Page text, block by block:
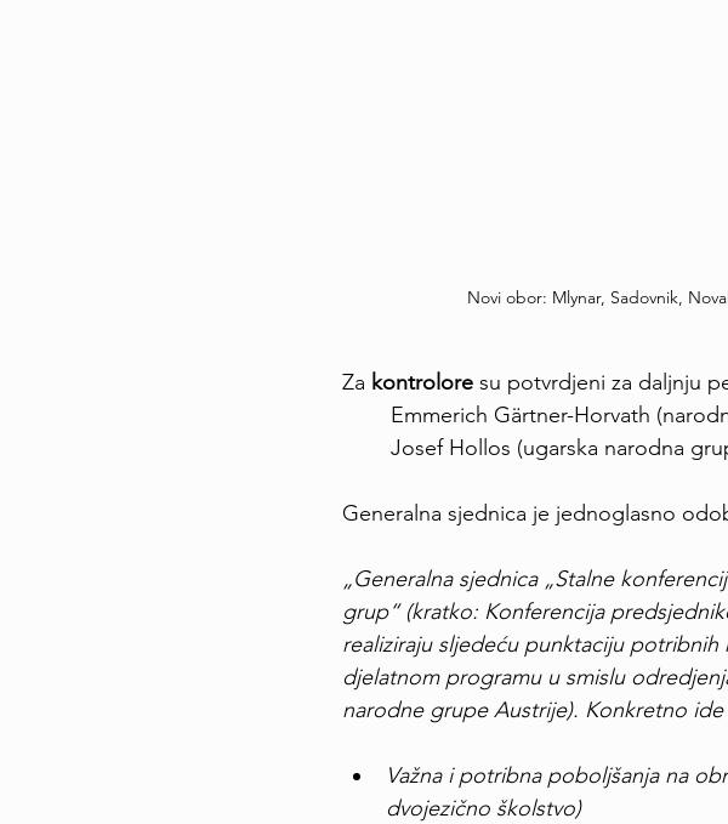
Novi obor: Mlynar, Sadovnik,
Za kontrolore su potvrdjeni za daljnju
Emmerich Gärtner-Horvath
Josef Hollos (ugarska narodna
Generalna sjednica je jednoglasno
„Generalna sjednica „Stalne
grup“ (kratko: Konferencija
realiziraju sljedeću punktaciju
djelatnom programu u smislu
narodne grupe Austrije). Konkretno ide
Važna i potribna poboljšanja na
dvojezično školstvo)